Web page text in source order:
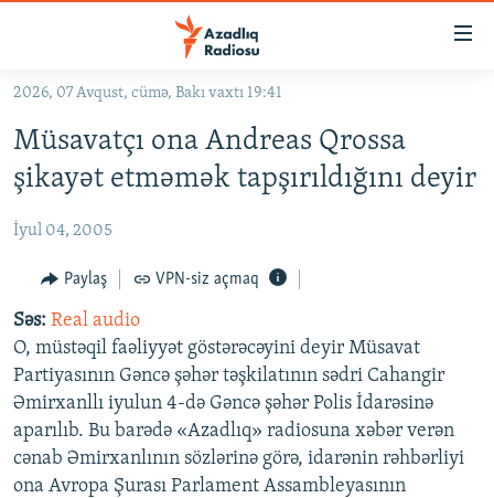
Əsas
qayıt
Əsas
naviqasiyaya
qayıt
KORRUPSIOMETR
#ƏSLINDƏ
FƏRQƏ BAX
QANUNI DOĞRU
ARAŞDIRMA
MULTIMEDIA
VIDEO
FOTOQALEREYA
RADIO ARXIV
OXU ZALI
HAQQIMIZDA
2026, 07 Avqust, cümə, Bakı vaxtı 19:41
Müsavatçı ona Andreas Qrossa
şikayət etməmək tapşırıldığını deyir
İyul 04, 2005
Paylaş VPN-siz açmaq
Səs: Real audio
O, müstəqil faəliyyət göstərəcəyini deyir Müsavat
Partiyasının Gəncə şəhər təşkilatının sədri Cahangir
Əmirxanllı iyulun 4-də Gəncə şəhər Polis İdarəsinə
aparılıb. Bu barədə «Azadlıq» radiosuna xəbər verən
cənab Əmirxanlının sözlərinə görə, idarənin rəhbərliyi
ona Avropa Şurası Parlament Assambleyasının